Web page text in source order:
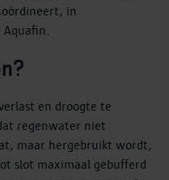
in
en droogte te
regenwater niet
maar hergebruikt wordt,
slot maximaal gebufferd